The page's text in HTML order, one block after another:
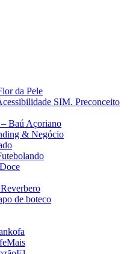
da Pele
SIM. Preconceito
Baú Açoriano
& Negócio
de boteco